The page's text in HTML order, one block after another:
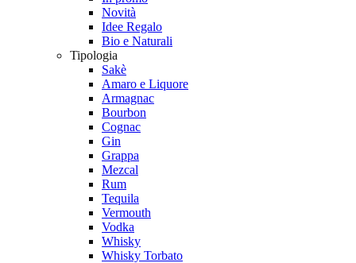
Novità
Idee Regalo
Bio e Naturali
Tipologia
Sakè
Amaro e Liquore
Armagnac
Bourbon
Cognac
Gin
Grappa
Mezcal
Rum
Tequila
Vermouth
Vodka
Whisky
Whisky Torbato